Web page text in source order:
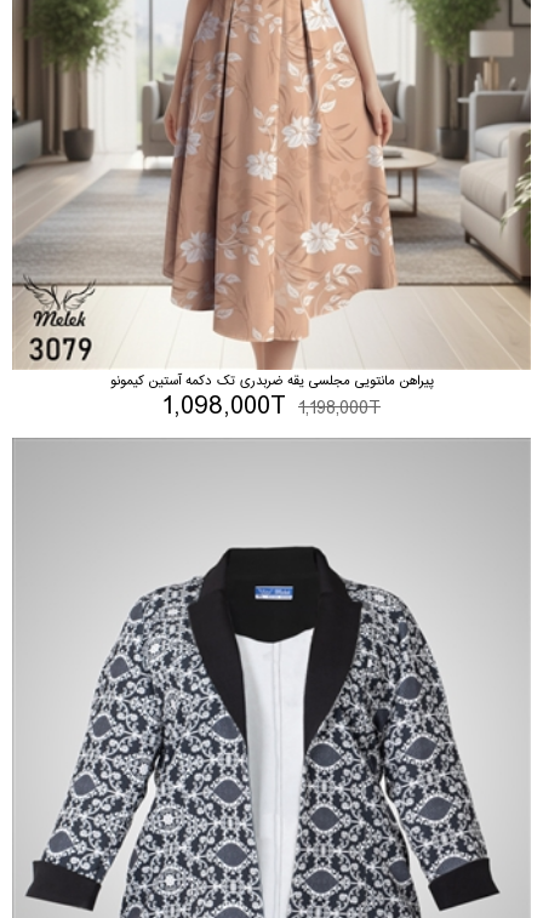
پیراهن مانتویی مجلسی یقه ضربدری تک دکمه آستین کیمونو
1,198,000T
1,098,000T